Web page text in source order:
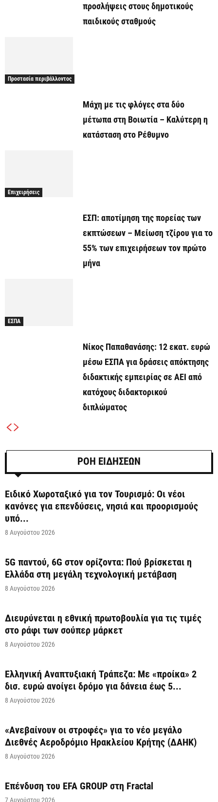
προσλήψεις στους δημοτικούς
παιδικούς σταθμούς
Προστασία περιβάλλοντος
Μάχη με τις φλόγες στα δύο
μέτωπα στη Βοιωτία – Καλύτερη η
κατάσταση στο Ρέθυμνο
Επιχειρήσεις
ΕΣΠ: αποτίμηση της πορείας των
εκπτώσεων – Μείωση τζίρου για το
55% των επιχειρήσεων τον πρώτο
μήνα
ΕΣΠΑ
Νίκος Παπαθανάσης: 12 εκατ. ευρώ
μέσω ΕΣΠΑ για δράσεις απόκτησης
διδακτικής εμπειρίας σε ΑΕΙ από
κατόχους διδακτορικού
διπλώματος
ΡΟΗ ΕΙΔΗΣΕΩΝ
Ειδικό Χωροταξικό για τον Τουρισμό: Οι νέοι
κανόνες για επενδύσεις, νησιά και προορισμούς
υπό...
8 Αυγούστου 2026
5G παντού, 6G στον ορίζοντα: Πού βρίσκεται η
Ελλάδα στη μεγάλη τεχνολογική μετάβαση
8 Αυγούστου 2026
Διευρύνεται η εθνική πρωτοβουλία για τις τιμές
στο ράφι των σούπερ μάρκετ
8 Αυγούστου 2026
Ελληνική Αναπτυξιακή Τράπεζα: Με «προίκα» 2
δισ. ευρώ ανοίγει δρόμο για δάνεια έως 5...
8 Αυγούστου 2026
«Ανεβαίνουν οι στροφές» για το νέο μεγάλο
Διεθνές Αεροδρόμιο Ηρακλείου Κρήτης (ΔΑΗΚ)
8 Αυγούστου 2026
Επένδυση του EFA GROUP στη Fractal
7 Αυγούστου 2026